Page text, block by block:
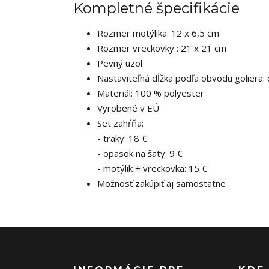
Kompletné špecifikácie
Rozmer motýlika: 12 x 6,5 cm
Rozmer vreckovky : 21 x 21 cm
Pevný uzol
Nastaviteľná dĺžka podľa obvodu goliera:
Materiál: 100 % polyester
Vyrobené v EÚ
Set zahŕňa:
- traky: 18 €
- opasok na šaty: 9 €
- motýlik + vreckovka: 15 €
Možnosť zakúpiť aj samostatne